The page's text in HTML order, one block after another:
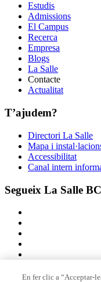
Estudis
Admissions
El Campus
Recerca
Empresa
Blogs
La Salle
Contacte
Actualitat
T’ajudem?
Directori La Salle
Mapa i
Accessibilitat
Canal intern
Segueix La Salle
En fer clic a “Acceptar-